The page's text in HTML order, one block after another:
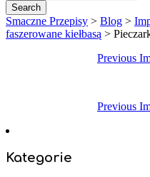
Smaczne Przepisy > Blog >
faszerowane kiełbasą >
Previous
Previous
Kategorie